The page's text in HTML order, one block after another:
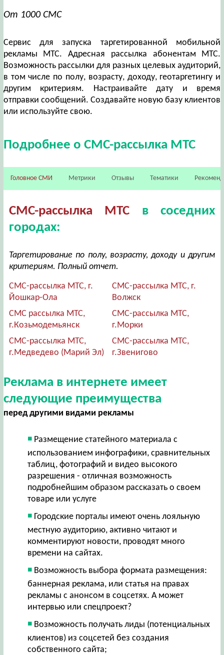
От 1000 СМС
Сервис для запуска таргетированной мобильной
рекламы МТС. Адресная рассылка абонентам МТС.
Возможность рассылки для разных целевых аудиторий,
в том числе по полу, возрасту, доходу, геотаргетингу и
другим критериям. Настраивайте дату и время
отправки сообщений. Создавайте новую базу клиентов
или используйте свою.
Подробнее о СМС-рассылка МТС
Головное СМИ Метрики Отзывы Тематики
СМС-рассылка МТС в соседних
городах:
Таргетирование по полу, возрасту, доходу и другим
критериям. Полный отчет.
СМС-рассылка МТС, г.
Йошкар-Ола
СМС-рассылка МТС, г.
Волжск
СМС рассылка МТС,
г.Козьмодемьянск
СМС-рассылка МТС,
г.Морки
СМС-рассылка МТС,
г.Медведево (Марий Эл)
СМС-рассылка МТС,
г.Звенигово
Реклама в интернете имеет
следующие преимущества
перед другими видами рекламы
Размещение статейного материала с
использованием инфографики, сравнительных
таблиц, фотографий и видео высокого
разрешения - отличная возможность
подробнейшим образом рассказать о своем
товаре или услуге
Городские порталы имеют очень лояльную
местную аудиторию, активно читают и
комментируют новости, проводят много
времени на сайтах.
Возможность выбора формата размещения:
баннерная реклама, или статья на правах
рекламы с анонсом в соцсетях. А может
интервью или спецпроект?
Возможность получать лиды (потенциальных
клиентов) из соцсетей без создания
собственного сайта;